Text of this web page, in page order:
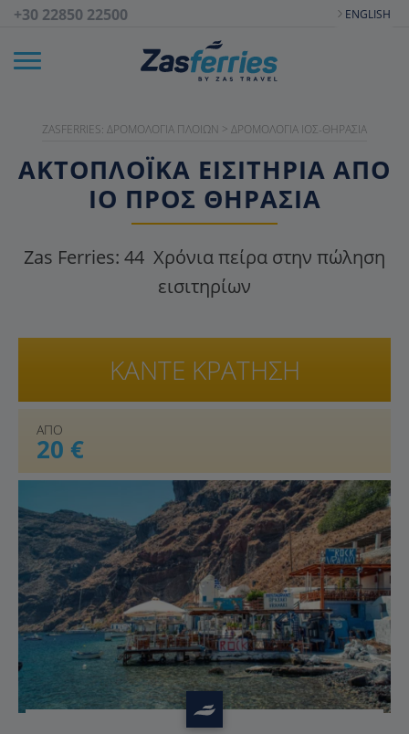
+30 22850 22500 ENGLISH
ZASFERRIES: ΔΡΟΜΟΛΌΓΙΑ ΠΛΟΊΩΝ > ΔΡΟΜΟΛΌΓΙΑ ΊΟΣ-ΘΗΡΑΣΙΆ
ΑΚΤΟΠΛΟΪΚΑ ΕΙΣΙΤΉΡΙΑ ΑΠΌ
ΊΟ ΠΡΟΣ ΘΗΡΑΣΙΆ
Zas Ferries: 44 Χρόνια πείρα στην πώληση
εισιτηρίων
ΑΠΟ
20 €
ΚΑΝΤΕ ΚΡΑΤΗΣΗ
?>